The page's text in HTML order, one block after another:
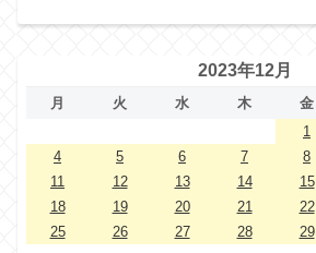
2023年12月
月 火 水 木 金
1
4
5 6 7 8
11
12 13 14 15
18
19 20 21 22
25
26 27 28 29